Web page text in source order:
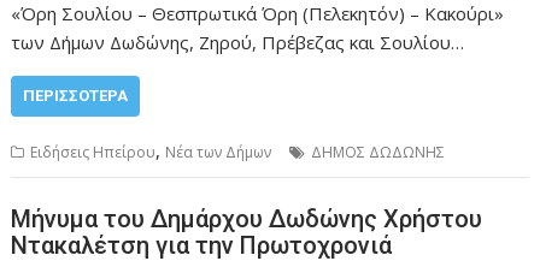
«Όρη Σουλίου – Θεσπρωτικά Όρη (Πελεκητόν) – Κακούρι»
των Δήμων Δωδώνης, Ζηρού, Πρέβεζας και Σουλίου…
ΠΕΡΙΣΣΌΤΕΡΑ
Ειδήσεις Ηπείρου, Νέα των Δήμων ΔΗΜΟΣ ΔΩΔΩΝΗΣ
Μήνυμα του Δημάρχου Δωδώνης Χρήστου
Ντακαλέτση για την Πρωτοχρονιά